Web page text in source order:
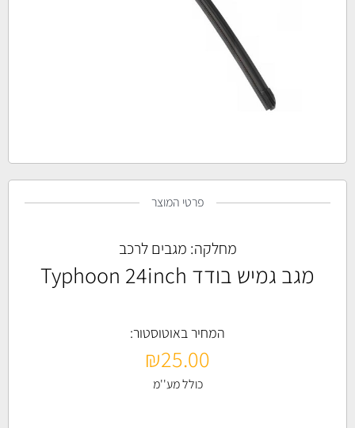
פרטי המוצר
מחלקה: מגבים לרכב
מגב גמיש בודד Typhoon 24inch
המחיר באוטוסטור:
₪25.00
כולל מע''מ